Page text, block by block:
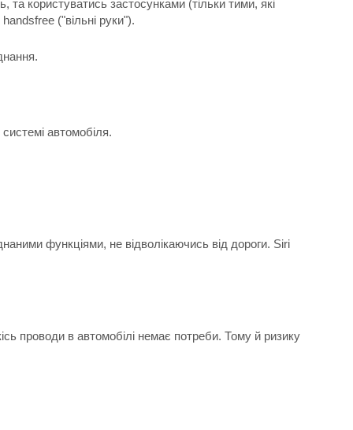
користуватись застосунками (тільки тими, які
("вільні руки").
автомобіля.
функціями, не відволікаючись від дороги. Siri
проводи в автомобілі немає потреби. Тому й ризику